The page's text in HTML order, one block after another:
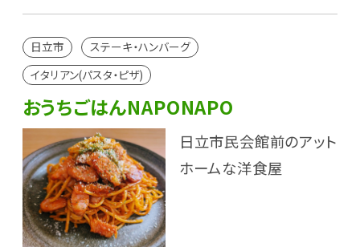
日立市
ステーキ・ハンバーグ
イタリアン(パスタ・ピザ)
おうちごはんNAPONAPO
日立市民会館前のアット
ホームな洋食屋